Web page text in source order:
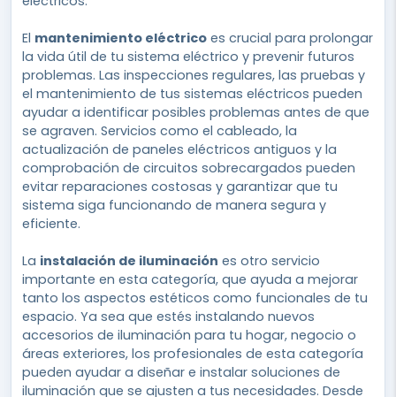
El mantenimiento eléctrico es crucial para prolongar
la vida útil de tu sistema eléctrico y prevenir futuros
problemas. Las inspecciones regulares, las pruebas y
el mantenimiento de tus sistemas eléctricos pueden
ayudar a identificar posibles problemas antes de que
se agraven. Servicios como el cableado, la
actualización de paneles eléctricos antiguos y la
comprobación de circuitos sobrecargados pueden
evitar reparaciones costosas y garantizar que tu
sistema siga funcionando de manera segura y
eficiente.
La instalación de iluminación es otro servicio
importante en esta categoría, que ayuda a mejorar
tanto los aspectos estéticos como funcionales de tu
espacio. Ya sea que estés instalando nuevos
accesorios de iluminación para tu hogar, negocio o
áreas exteriores, los profesionales de esta categoría
pueden ayudar a diseñar e instalar soluciones de
iluminación que se ajusten a tus necesidades. Desde